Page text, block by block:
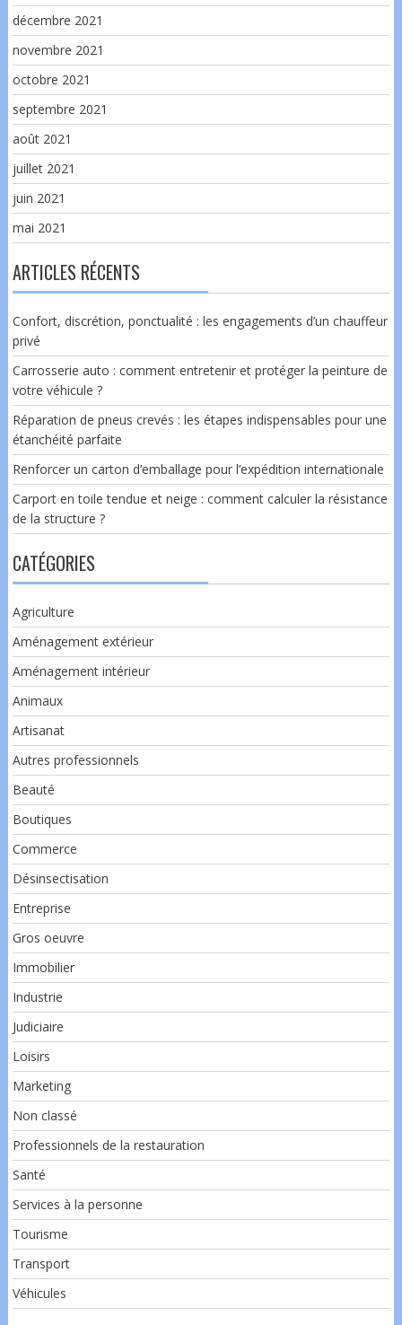
décembre 2021
novembre 2021
octobre 2021
septembre 2021
août 2021
juillet 2021
juin 2021
mai 2021
ARTICLES RÉCENTS
Confort, discrétion, ponctualité : les engagements d’un chauffeur
privé
Carrosserie auto : comment entretenir et protéger la peinture de
votre véhicule ?
Réparation de pneus crevés : les étapes indispensables pour une
étanchéité parfaite
Renforcer un carton d’emballage pour l’expédition internationale
Carport en toile tendue et neige : comment calculer la résistance
de la structure ?
CATÉGORIES
Agriculture
Aménagement extérieur
Aménagement intérieur
Animaux
Artisanat
Autres professionnels
Beauté
Boutiques
Commerce
Désinsectisation
Entreprise
Gros oeuvre
Immobilier
Industrie
Judiciaire
Loisirs
Marketing
Non classé
Professionnels de la restauration
Santé
Services à la personne
Tourisme
Transport
Véhicules